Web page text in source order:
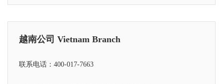
越南公司 Vietnam Branch
联系电话：400-017-7663